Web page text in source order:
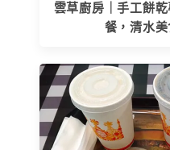
雲草廚房｜手工餅
餐，清水